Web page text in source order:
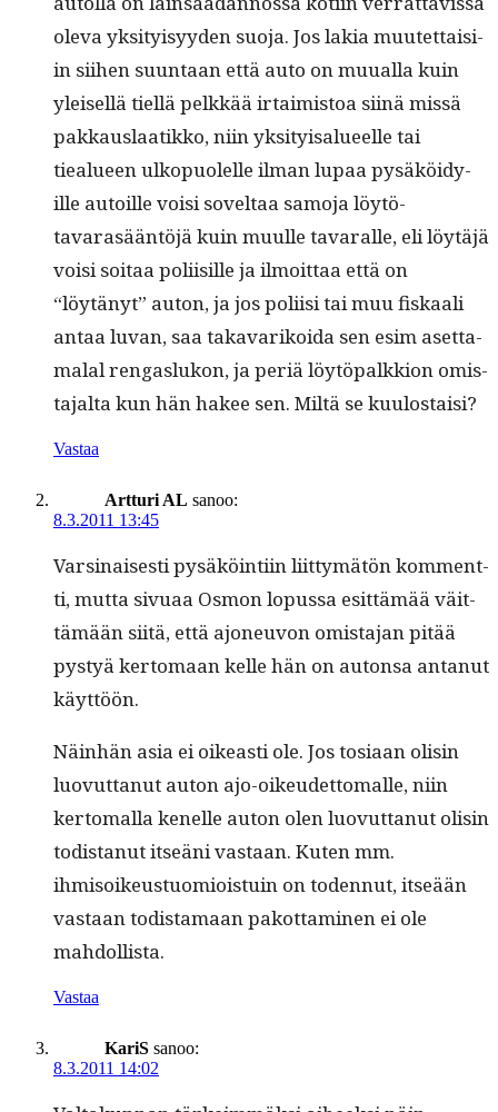
ole­va yksi­ty­isyy­den suo­ja. Jos lakia muutet­taisi­
in siihen suun­taan että auto on muual­la kuin
yleisel­lä tiel­lä pelkkää irtaimis­toa siinä mis­sä
pakkaus­laatikko, niin yksi­ty­isalueelle tai
tiealueen ulkop­uolelle ilman lupaa pysäköidy­
ille autoille voisi soveltaa samo­ja löytö­
tavarasään­töjä kuin muulle tavar­alle, eli löytäjä
voisi soitaa poli­isille ja ilmoit­taa että on
“löytänyt” auton, ja jos poli­isi tai muu fiskaali
antaa luvan, saa takavarikoi­da sen esim aset­ta­
malal ren­gaslukon, ja per­iä löytö­palkkion omis­
ta­jal­ta kun hän hakee sen. Miltä se kuulostaisi?
Vastaa
Artturi AL sanoo:
8.3.2011 13:45
Varsi­nais­es­ti pysäköin­ti­in liit­tymätön kom­ment­
ti, mut­ta sivuaa Osmon lopus­sa esit­tämää väit­
tämään siitä, että ajoneu­von omis­ta­jan pitää
pystyä ker­tomaan kelle hän on auton­sa antanut
käyttöön.
Näin­hän asia ei oikeasti ole. Jos tosi­aan olisin
luovut­tanut auton ajo-oikeudet­toma­lle, niin
ker­toma­l­la kenelle auton olen luovut­tanut olisin
todis­tanut itseäni vas­taan. Kuten mm.
ihmisoikeustuomiois­tu­in on toden­nut, itseään
vas­taan todis­ta­maan pakot­ta­mi­nen ei ole
mahdollista.
Vastaa
KariS sanoo:
8.3.2011 14:02